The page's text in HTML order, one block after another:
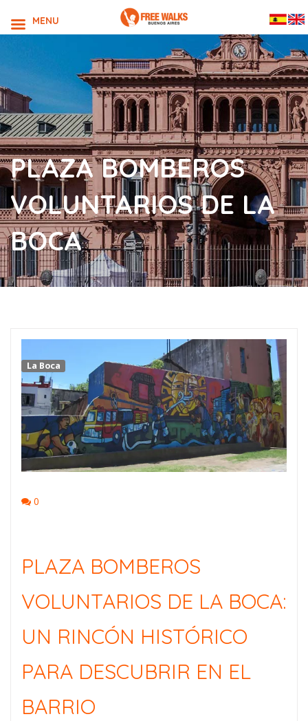
PLAZA BOMBEROS
VOLUNTARIOS DE LA
BOCA
La Boca
0
PLAZA BOMBEROS
VOLUNTARIOS DE LA BOCA:
UN RINCÓN HISTÓRICO
PARA DESCUBRIR EN EL
BARRIO
MENU